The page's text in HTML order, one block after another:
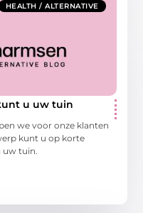
HEALTH / ALTERNATIVE
u uw tuin
we voor onze klanten
kunt u op korte
uw tuin.